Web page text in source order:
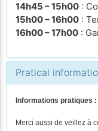
14h45 – 15h00 :
15h00 – 16h00 :
16h00 – 17h00 :
Pratical
Informations pratiques :
Merci aussi de veillez à